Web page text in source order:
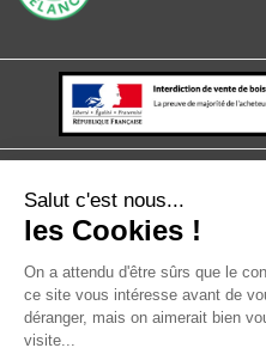
politique
Salut c'est nous...
les Cookies !
On a attendu d'être sûrs que le
ce site vous intéresse avant de
déranger, mais on aimerait bien
visite...